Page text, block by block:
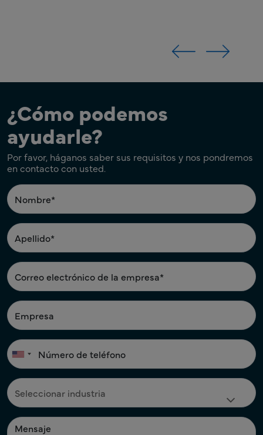
¿Cómo podemos
ayudarle?
Por favor, háganos saber sus requisitos y nos pondremos
en contacto con usted.